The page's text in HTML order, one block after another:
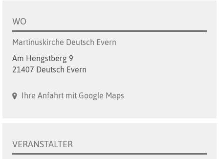
WO
Martinuskirche Deutsch Evern
Am Hengstberg 9
21407 Deutsch Evern
Ihre Anfahrt mit Google Maps
VERANSTALTER